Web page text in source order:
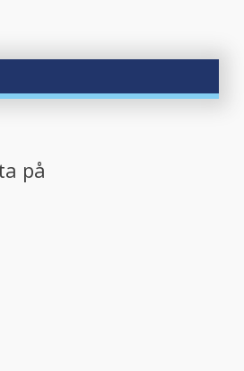
på